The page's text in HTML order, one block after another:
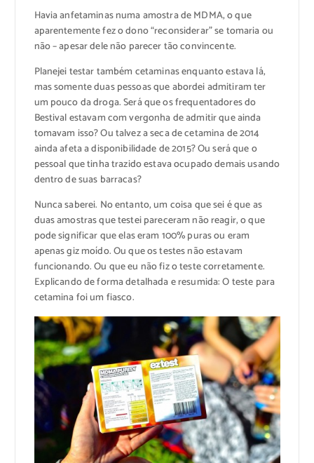
Havia anfetaminas numa amostra de MDMA, o que
aparentemente fez o dono “reconsiderar” se tomaria ou
não – apesar dele não parecer tão convincente.
Planejei testar também cetaminas enquanto estava lá,
mas somente duas pessoas que abordei admitiram ter
um pouco da droga. Será que os frequentadores do
Bestival estavam com vergonha de admitir que ainda
tomavam isso? Ou talvez a seca de cetamina de 2014
ainda afeta a disponibilidade de 2015? Ou será que o
pessoal que tinha trazido estava ocupado demais usando
dentro de suas barracas?
Nunca saberei. No entanto, um coisa que sei é que as
duas amostras que testei pareceram não reagir, o que
pode significar que elas eram 100% puras ou eram
apenas giz moído. Ou que os testes não estavam
funcionando. Ou que eu não fiz o teste corretamente.
Explicando de forma detalhada e resumida: O teste para
cetamina foi um fiasco.